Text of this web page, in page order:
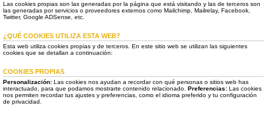
Las cookies propias son las generadas por la página que está visitando y las de terceros son
las generadas por servicios o proveedores externos como Mailchimp, Mailrelay, Facebook,
Twitter, Google ADSense, etc.
¿QUÉ COOKIES UTILIZA ESTA WEB?
Esta web utiliza cookies propias y de terceros. En este sitio web se utilizan las siguientes
cookies que se detallan a continuación:
COOKIES PROPIAS
Personalización: Las cookies nos ayudan a recordar con qué personas o sitios web has
interactuado, para que podamos mostrarte contenido relacionado. Preferencias: Las cookies
nos permiten recordar tus ajustes y preferencias, como el idioma preferido y tu configuración
de privacidad.